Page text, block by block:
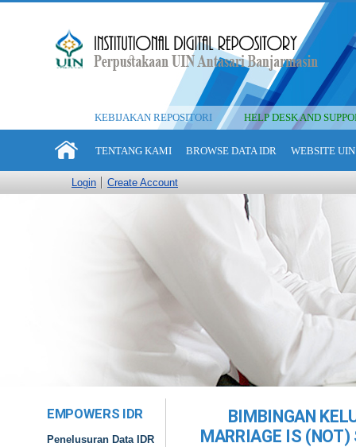
KEBIJAKAN REPOSITORI HELP DESK AND
TENTANG KAMI BROWSE DATA IDR WEBSITE
Login Create Account
EMPOWERS IDR
Penelusuran Data IDR
BIMBINGAN
MARRIAGE IS (NOT)